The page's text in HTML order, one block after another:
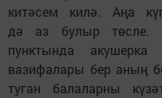
китәсем килә. Аңа
дә аз булыр төсле.
пунктында
вазифалары бер аның
туган балаларны